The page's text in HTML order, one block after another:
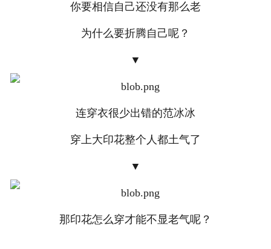
你要相信自己还没有那么老
为什么要折腾自己呢？
▼
连穿衣很少出错的范冰冰
穿上大印花整个人都土气了
▼
那印花怎么穿才能不显老气呢？